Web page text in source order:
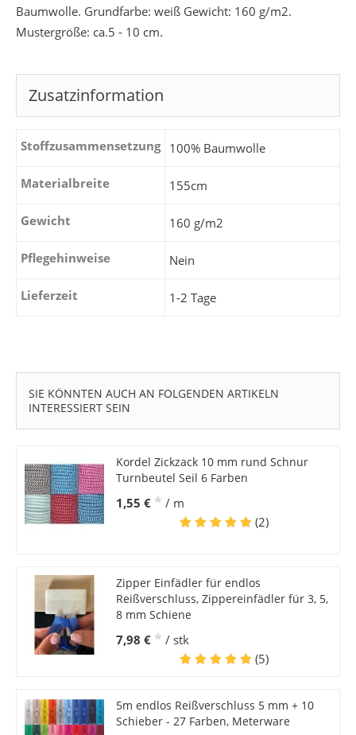
Baumwolle. Grundfarbe: weiß Gewicht: 160 g/m2.
Mustergröße: ca.5 - 10 cm.
Zusatzinformation
Stoffzusammensetzung 100% Baumwolle
Materialbreite 155cm
Gewicht 160 g/m2
Pflegehinweise Nein
Lieferzeit 1-2 Tage
SIE KÖNNTEN AUCH AN FOLGENDEN ARTIKELN
INTERESSIERT SEIN
Kordel Zickzack 10 mm rund Schnur
Turnbeutel Seil 6 Farben
1,55 € * / m
(2)
Zipper Einfädler für endlos
Reißverschluss, Zippereinfädler für 3, 5,
8 mm Schiene
7,98 € * / stk
(5)
5m endlos Reißverschluss 5 mm + 10
Schieber - 27 Farben, Meterware